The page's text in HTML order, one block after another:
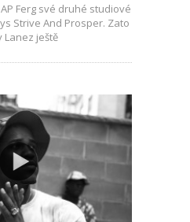
Ferg své druhé studiové
Strive And Prosper. Zato
Lanez ještě